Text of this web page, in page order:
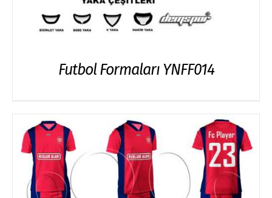
Futbol Formaları YNFF014